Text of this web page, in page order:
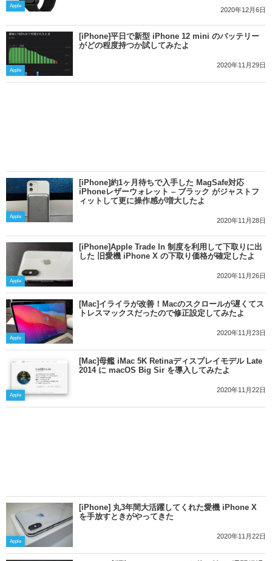
Apple
2020年12月6日
Apple
[iPhone]平日で新型 iPhone 12 mini のバッテリー
がどの程度持つか試してみたよ
2020年11月29日
Apple
[iPhone]約1ヶ月待ちで入手した MagSafe対応
iPhoneレザーウォレット – ブラック がジャストフ
ィットして更に操作感が増大したよ
2020年11月28日
Apple
[iPhone]Apple Trade In 制度を利用して下取りに出
した 旧愛機 iPhone X の下取り価格が確定したよ
2020年11月26日
Apple
[Mac]イライラが改善！Macのスクロールが遅くてス
トレスマックスだったので修正設定してみたよ
2020年11月23日
Apple
[Mac]母艦 iMac 5K Retinaディスプレイモデル Late
2014 に macOS Big Sir を導入してみたよ
2020年11月22日
Apple
[iPhone] 丸3年間大活躍してくれた愛機 iPhone X
を手放すときがやってきた
2020年11月22日